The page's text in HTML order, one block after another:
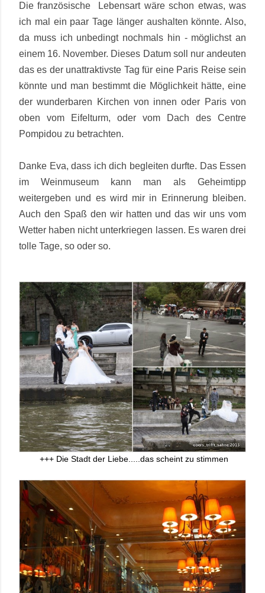
Die französische Lebensart wäre schon etwas, was
ich mal ein paar Tage länger aushalten könnte. Also,
da muss ich unbedingt nochmals hin - möglichst an
einem 16. November. Dieses Datum soll nur andeuten
das es der unattraktivste Tag für eine Paris Reise sein
könnte und man bestimmt die Möglichkeit hätte, eine
der wunderbaren Kirchen von innen oder Paris von
oben vom Eifelturm, oder vom Dach des Centre
Pompidou zu betrachten.
Danke Eva, dass ich dich begleiten durfte. Das Essen
im Weinmuseum kann man als Geheimtipp
weitergeben und es wird mir in Erinnerung bleiben.
Auch den Spaß den wir hatten und das wir uns vom
Wetter haben nicht unterkriegen lassen. Es waren drei
tolle Tage, so oder so.
+++ Die Stadt der Liebe.....das scheint zu stimmen